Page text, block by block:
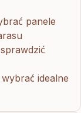
panele
idealne